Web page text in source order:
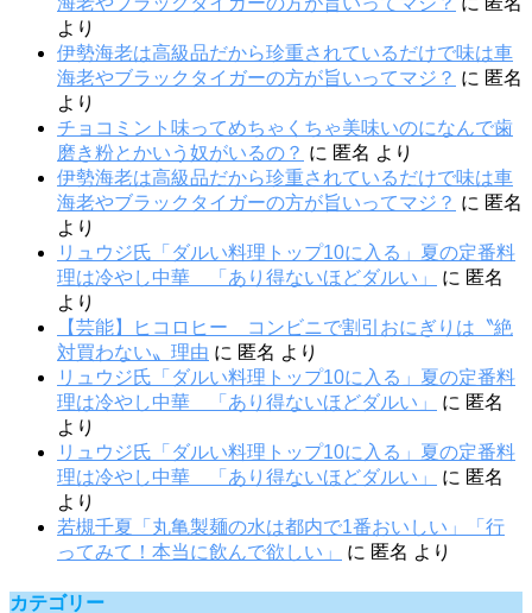
より
伊勢海老は高級品だから珍重されているだけで味は車
海老やブラックタイガーの方が旨いってマジ？ に 匿名
より
チョコミント味ってめちゃくちゃ美味いのになんで歯
磨き粉とかいう奴がいるの？ に 匿名 より
伊勢海老は高級品だから珍重されているだけで味は車
海老やブラックタイガーの方が旨いってマジ？ に 匿名
より
リュウジ氏「ダルい料理トップ10に入る」夏の定番料
理は冷やし中華 「あり得ないほどダルい」
に 匿名
より
【芸能】ヒコロヒー コンビニで割引おにぎりは〝絶
対買わない〟理由 に 匿名 より
リュウジ氏「ダルい料理トップ10に入る」夏の定番料
理は冷やし中華 「あり得ないほどダルい」
に 匿名
より
リュウジ氏「ダルい料理トップ10に入る」夏の定番料
理は冷やし中華 「あり得ないほどダルい」
に 匿名
より
若槻千夏「丸亀製麺の水は都内で1番おいしい」「行
ってみて！本当に飲んで欲しい」
に 匿名 より
カテゴリー